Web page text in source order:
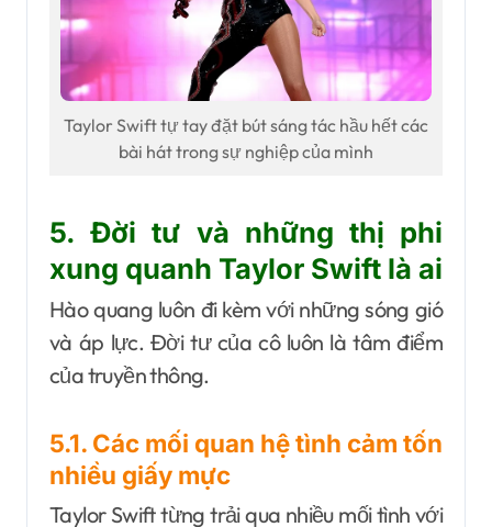
Taylor Swift tự tay đặt bút sáng tác hầu hết các
bài hát trong sự nghiệp của mình
5. Đời tư và những thị phi
xung quanh Taylor Swift là ai
Hào quang luôn đi kèm với những sóng gió
và áp lực. Đời tư của cô luôn là tâm điểm
của truyền thông.
5.1. Các mối quan hệ tình cảm tốn
nhiều giấy mực
Taylor Swift từng trải qua nhiều mối tình với